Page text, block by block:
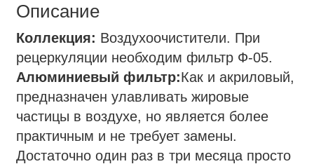
Описание
Коллекция: Воздухоочистители. При
рецеркуляции необходим фильтр Ф-05.
Алюминиевый фильтр:Как и акриловый,
предназначен улавливать жировые
частицы в воздухе, но является более
практичным и не требует замены.
Достаточно один раз в три месяца просто